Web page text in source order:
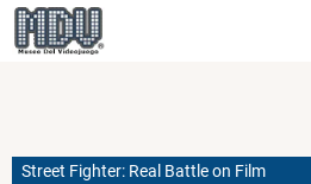
Pasar
al
Street Fighter: Real Battle on Film